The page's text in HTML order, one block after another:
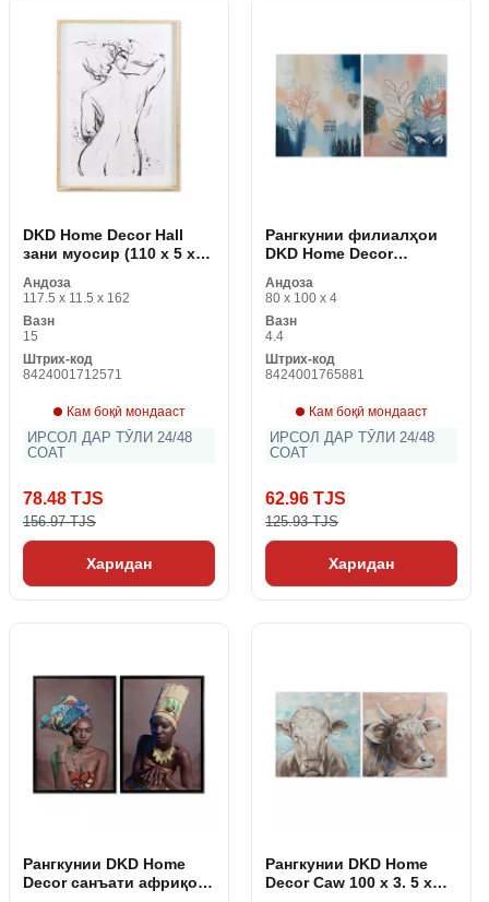
DKD Home Decor Hall
зани муосир (110 x 5 x
Андоза
117.5 x 11.5 x 162
Вазн
15
Штрих-код
8424001712571
Кам боқӣ мондааст
ИРСОЛ ДАР ТӮЛИ 24/48
СОАТ
78.48 TJS
156.97 TJS
Харидан
Рангкунии филиалҳои
DKD Home Decor
муосир (2 дона)
Андоза
80 x 100 x 4
Вазн
4.4
Штрих-код
8424001765881
Кам боқӣ мондааст
ИРСОЛ ДАР ТӮЛИ 24/48
СОАТ
62.96 TJS
125.93 TJS
Харидан
Рангкунии DKD Home
Decor санъати африқоӣ
Рангкунии DKD Home
Decor Caw 100 x 3. 5 x